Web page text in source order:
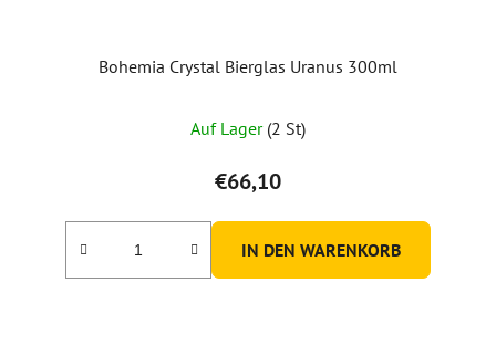
Bohemia Crystal Bierglas Uranus 300ml
Auf Lager (2 St)
€66,10
IN DEN WARENKORB